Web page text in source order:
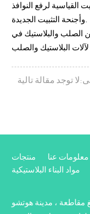
القياسية لرفع النوافذ
وأجنحة التثبيت الجديدة.
الصلب والبلاستيك في
توجد مقالة تالية
منتجات معلومات عنا
مواد البناء البلاستيكية
مقاطعة ، مدينة هوتشو